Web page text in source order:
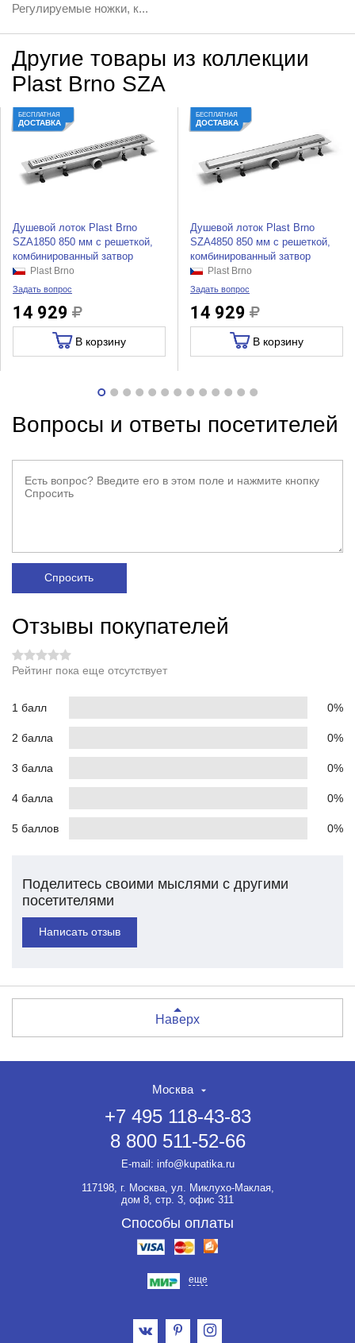
Регулируемые ножки, к...
Другие товары из коллекции
Plast Brno SZA
БЕСПЛАТНАЯ
ДОСТАВКА
Душевой лоток Plast Brno
SZA1850 850 мм с решеткой,
комбинированный затвор
Plast Brno
Задать вопрос
14 929
В корзину
БЕСПЛАТНАЯ
ДОСТАВКА
Душевой лоток Plast Brno
SZA4850 850 мм с решеткой,
комбинированный затвор
Plast Brno
Задать вопрос
14 929
В корзину
Вопросы и ответы посетителей
Спросить
Отзывы покупателей
Рейтинг пока еще отсутствует
1 балл 0%
2 балла 0%
3 балла 0%
4 балла 0%
5 баллов 0%
Поделитесь своими мыслями с другими
посетителями
Написать отзыв
Наверх
Москва
+7 495 118-43-83
8 800 511-52-66
E-mail: info@kupatika.ru
117198, г. Москва, ул. Миклухо-Маклая,
дом 8, стр. 3, офис 311
Способы оплаты
еще